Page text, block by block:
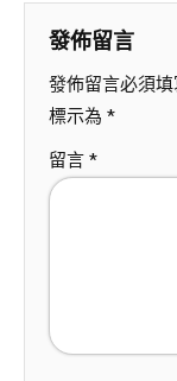
發佈留言
發佈留言必須
標示為 *
留言 *